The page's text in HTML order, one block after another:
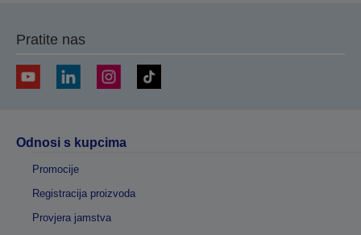
Pratite nas
Odnosi s kupcima
Promocije
Registracija proizvoda
Provjera jamstva